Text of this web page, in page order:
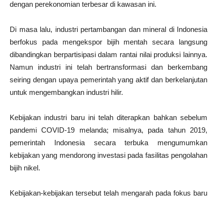
dengan perekonomian terbesar di kawasan ini.
Di masa lalu, industri pertambangan dan mineral di Indonesia
berfokus pada mengekspor bijih mentah secara langsung
dibandingkan berpartisipasi dalam rantai nilai produksi lainnya.
Namun industri ini telah bertransformasi dan berkembang
seiring dengan upaya pemerintah yang aktif dan berkelanjutan
untuk mengembangkan industri hilir.
Kebijakan industri baru ini telah diterapkan bahkan sebelum
pandemi COVID-19 melanda; misalnya, pada tahun 2019,
pemerintah Indonesia secara terbuka mengumumkan
kebijakan yang mendorong investasi pada fasilitas pengolahan
bijih nikel.
Kebijakan-kebijakan tersebut telah mengarah pada fokus baru